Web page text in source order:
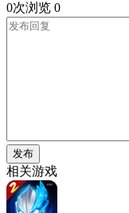
0次浏览 0
发布
相关游戏